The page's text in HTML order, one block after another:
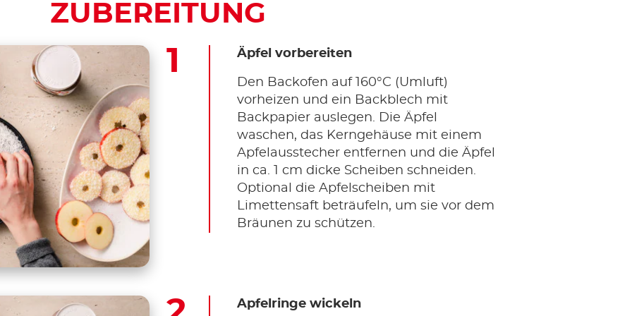
ZUBEREITUNG
Äpfel vorbereiten
Den Backofen auf 160°C (Umluft)
vorheizen und ein Backblech mit
Backpapier auslegen. Die Äpfel
waschen, das Kerngehäuse mit einem
Apfelausstecher entfernen und die Äpfel
in ca. 1 cm dicke Scheiben schneiden.
Optional die Apfelscheiben mit
Limettensaft beträufeln, um sie vor dem
Bräunen zu schützen.
Apfelringe wickeln